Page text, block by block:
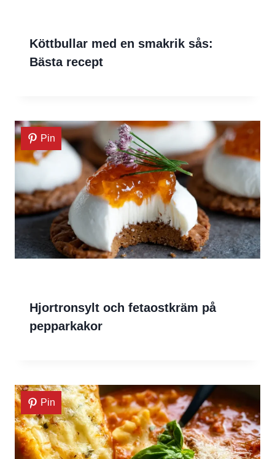
Köttbullar med en smakrik sås:
Bästa recept
Pin
Hjortronsylt och fetaostkräm på
pepparkakor
Pin